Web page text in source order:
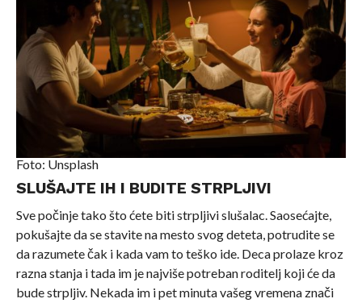
Foto: Unsplash
SLUŠAJTE IH I BUDITE STRPLJIVI
Sve počinje tako što ćete biti strpljivi slušalac. Saosećajte,
pokušajte da se stavite na mesto svog deteta, potrudite se
da razumete čak i kada vam to teško ide. Deca prolaze kroz
razna stanja i tada im je najviše potreban roditelj koji će da
bude strpljiv. Nekada im i pet minuta vašeg vremena znači